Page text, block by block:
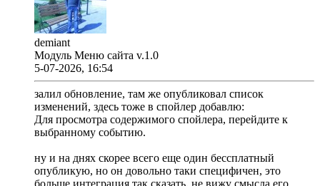
demiant
Модуль Меню сайта v.1.0
5-07-2026, 16:54
залил обновление, там же опубликовал список
изменений, здесь тоже в спойлер добавлю:
Для просмотра содержимого спойлера, перейдите к
выбранному событию.
ну и на днях скорее всего еще один бессплатный
опубликую, но он довольно таки специфичен, это
больше интеграция так сказать, не вижу смысла его